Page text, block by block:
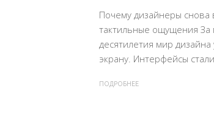
Почему дизайнеры снова
тактильные ощущения За
десятилетия мир дизайна
экрану. Интерфейсы
ПОДРОБНЕЕ